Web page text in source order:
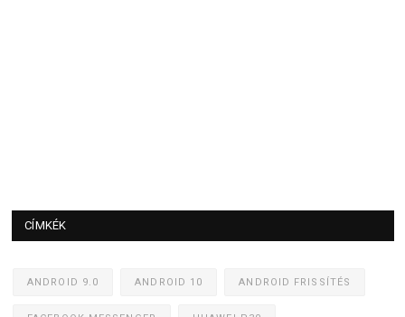
CÍMKÉK
ANDROID 9.0 ANDROID 10 ANDROID FRISSÍTÉS